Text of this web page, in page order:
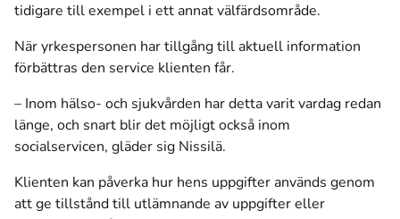
tidigare till exempel i ett annat välfärdsområde.
När yrkespersonen har tillgång till aktuell information
förbättras den service klienten får.
– Inom hälso- och sjukvården har detta varit vardag redan
länge, och snart blir det möjligt också inom
socialservicen, gläder sig Nissilä.
Klienten kan påverka hur hens uppgifter används genom
att ge tillstånd till utlämnande av uppgifter eller